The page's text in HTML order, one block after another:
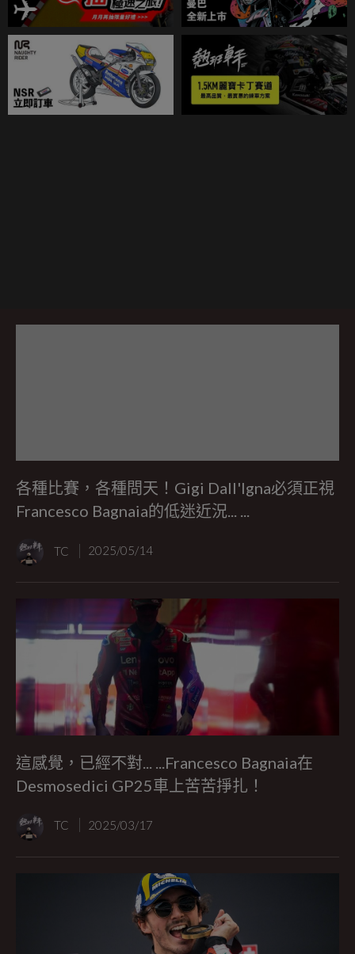
各種比賽，各種問天！Gigi Dall'Igna必須正視
Francesco Bagnaia的低迷近況... ...
TC 2025/05/14
這感覺，已經不對... ...Francesco Bagnaia在
Desmosedici GP25車上苦苦掙扎！
TC 2025/03/17